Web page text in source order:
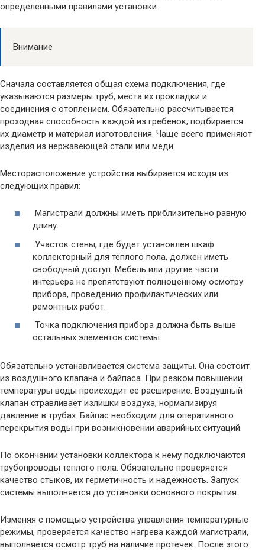
определенными правилами установки.
Внимание
Сначала составляется общая схема подключения, где
указываются размеры труб, места их прокладки и
соединения с отоплением. Обязательно рассчитывается
проходная способность каждой из гребенок, подбирается
их диаметр и материал изготовления. Чаще всего применяют
изделия из нержавеющей стали или меди.
Месторасположение устройства выбирается исходя из
следующих правил:
Магистрали должны иметь приблизительно равную
длину.
Участок стены, где будет установлен шкаф
коллекторный для теплого пола, должен иметь
свободный доступ. Мебель или другие части
интерьера не препятствуют полноценному осмотру
прибора, проведению профилактических или
ремонтных работ.
Точка подключения прибора должна быть выше
остальных элементов системы.
Обязательно устанавливается система защиты. Она состоит
из воздушного клапана и байпаса. При резком повышении
температуры воды происходит ее расширение. Воздушный
клапан стравливает излишки воздуха, нормализируя
давление в трубах. Байпас необходим для оперативного
перекрытия воды при возникновении аварийных ситуаций.
По окончании установки коллектора к нему подключаются
трубопроводы теплого пола. Обязательно проверяется
качество стыков, их герметичность и надежность. Запуск
системы выполняется до установки основного покрытия.
Изменяя с помощью устройства управления температурные
режимы, проверяется качество нагрева каждой магистрали,
выполняется осмотр труб на наличие протечек. После этого